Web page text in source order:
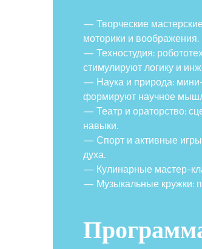
— Творческие
моторики и воображения.
— Техностудия:
стимулируют логику и
— Наука и природа:
формируют научное
— Театр и ораторство:
навыки.
— Спорт и активные
духа.
— Кулинарные мастер-
— Музыкальные кружки: